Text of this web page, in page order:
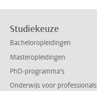
Studiekeuze
Bacheloropleidingen
Masteropleidingen
PhD-programma's
Onderwijs voor professionals